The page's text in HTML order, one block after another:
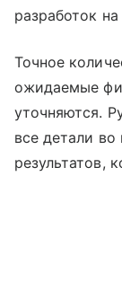
разработок
Точное
ожидаемые
уточняются.
все детали
результатов,